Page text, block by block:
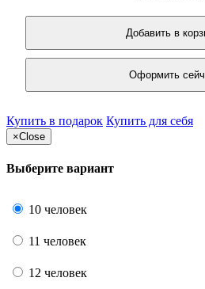
Добавить в
Оформить
Купить в подарок Купить для себя
×Close
Выберите вариант
10 человек
11 человек
12 человек